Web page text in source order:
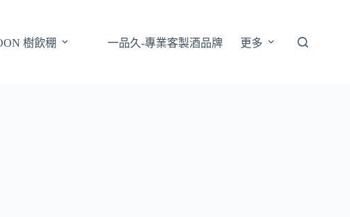
樹飲稝 一品久-專業客製酒品牌 更多